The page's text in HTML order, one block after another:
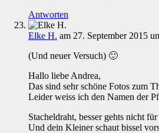
Antworten
Elke H. am 27. September 2015
(Und neuer Versuch) 🙂
Hallo liebe Andrea,
Das sind sehr schöne Fotos zum
Leider weiss ich den Namen der
Stacheldraht, besser gehts nicht
Und dein Kleiner schaut bissel